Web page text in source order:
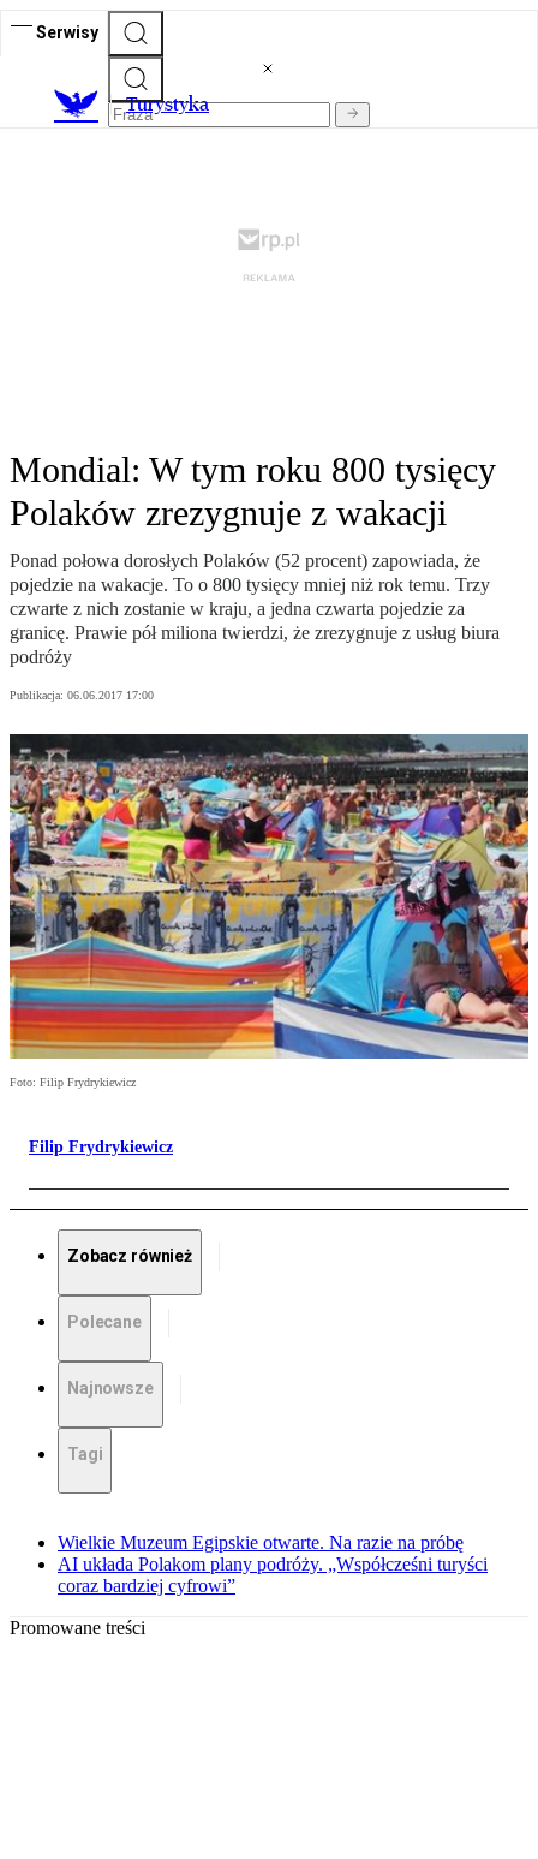
Serwisy
Turystyka
Mondial: W tym roku 800 tysięcy
Polaków zrezygnuje z wakacji
Ponad połowa dorosłych Polaków (52 procent) zapowiada, że
pojedzie na wakacje. To o 800 tysięcy mniej niż rok temu. Trzy
czwarte z nich zostanie w kraju, a jedna czwarta pojedzie za
granicę. Prawie pół miliona twierdzi, że zrezygnuje z usług biura
podróży
Publikacja: 06.06.2017 17:00
Foto: Filip Frydrykiewicz
Filip Frydrykiewicz
Zobacz również
Polecane
Najnowsze
Tagi
Wielkie Muzeum Egipskie otwarte. Na razie na próbę
AI układa Polakom plany podróży. „Współcześni turyści
coraz bardziej cyfrowi”
Promowane treści